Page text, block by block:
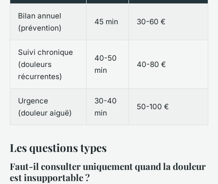
Bilan annuel
(prévention)
45 min 30-60 €
Suivi chronique
(douleurs
récurrentes)
40-50
min
40-80 €
Urgence
(douleur aiguë)
30-40
min
50-100 €
Les questions types
Faut-il consulter uniquement quand la douleur
est insupportable ?